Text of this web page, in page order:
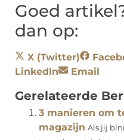
Goed
dan op:
X (Twitter)
LinkedIn
Email
Gerelateerde
3 manieren om
magazijn Als jij